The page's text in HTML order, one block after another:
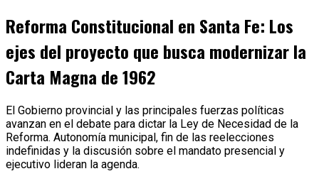
Reforma Constitucional en Santa Fe: Los
ejes del proyecto que busca modernizar la
Carta Magna de 1962
El Gobierno provincial y las principales fuerzas políticas
avanzan en el debate para dictar la Ley de Necesidad de la
Reforma. Autonomía municipal, fin de las reelecciones
indefinidas y la discusión sobre el mandato presencial y
ejecutivo lideran la agenda.